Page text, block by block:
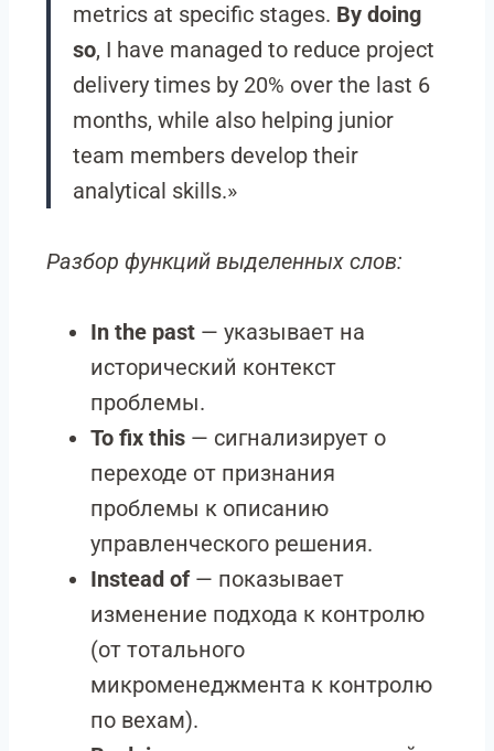
metrics at specific stages. By doing
so, I have managed to reduce project
delivery times by 20% over the last 6
months, while also helping junior
team members develop their
analytical skills.»
Разбор функций выделенных слов:
In the past — указывает на
исторический контекст
проблемы.
To fix this — сигнализирует о
переходе от признания
проблемы к описанию
управленческого решения.
Instead of— показывает
изменение подхода к контролю
(от тотального
микроменеджмента к контролю
по вехам).